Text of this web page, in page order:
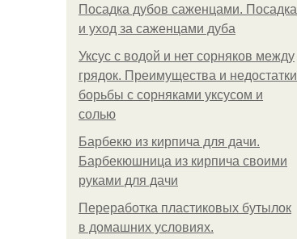
Посадка дубов саженцами. Посадка
и уход за саженцами дуба
Уксус с водой и нет сорняков между
грядок. Преимущества и недостатки
борьбы с сорняками уксусом и
солью
Барбекю из кирпича для дачи.
Барбекюшница из кирпича своими
руками для дачи
Переработка пластиковых бутылок
в домашних условиях.